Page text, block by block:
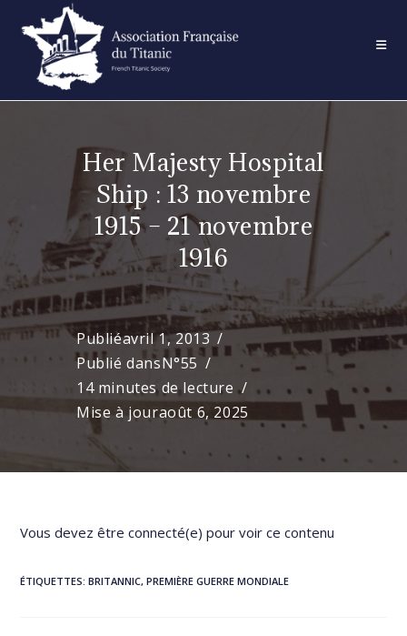
content
Her Majesty Hospital
Ship : 13 novembre
1915 – 21 novembre
1916
Publiéavril 1, 2013
Publié dansN°55
14 minutes de lecture
Mise à jouraoût 6, 2025
Vous devez être connecté(e) pour voir ce contenu
ÉTIQUETTES:BRITANNIC, PREMIÈRE GUERRE MONDIALE